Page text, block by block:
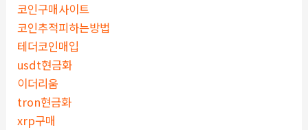
코인구매사이트
코인추적피하는방법
테더코인매입
usdt현금화
이더리움
tron현금화
xrp구매